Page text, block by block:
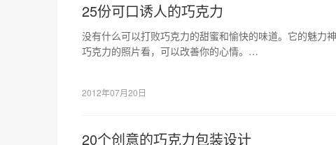
25份可口诱人的巧克力
没有什么可以打败巧克力的甜蜜和愉快的味道。它的魅力
巧克力的照片看，可以改善你的心情。
2012年07月20日
20个创意的巧克力包装设计